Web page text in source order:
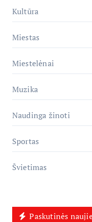
Kultūra
Miestas
Miestelėnai
Muzika
Naudinga žinoti
Sportas
Švietimas
Paskutinės